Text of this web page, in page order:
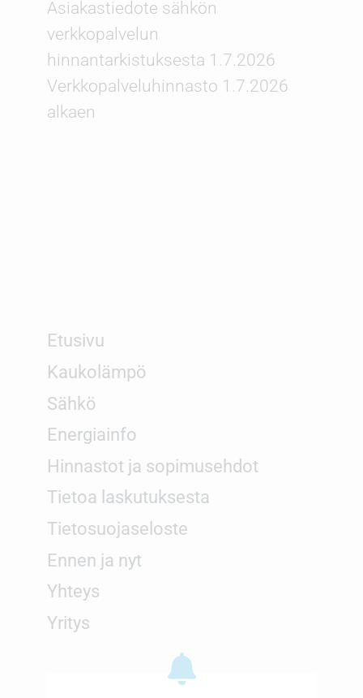
Asiakastiedote sähkön
verkkopalvelun
hinnantarkistuksesta 1.7.2026
Verkkopalveluhinnasto 1.7.2026
alkaen
Etusivu
Kaukolämpö
Sähkö
Energiainfo
Hinnastot ja sopimusehdot
Tietoa laskutuksesta
Tietosuojaseloste
Ennen ja nyt
Yhteys
Yritys